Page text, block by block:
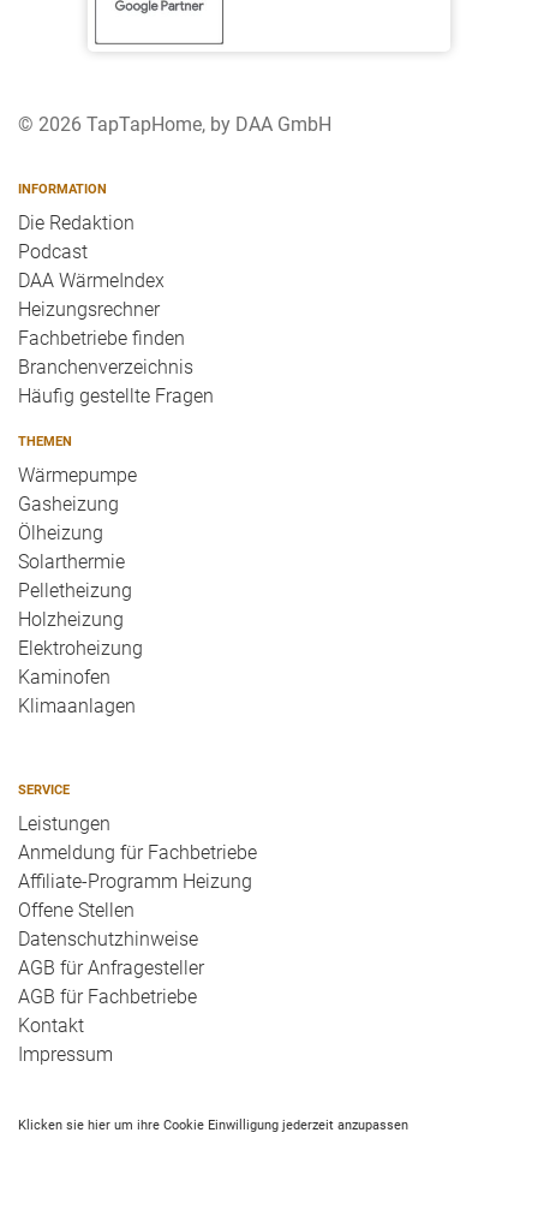
© 2026 TapTapHome, by DAA GmbH
INFORMATION
Die Redaktion
Podcast
DAA WärmeIndex
Heizungsrechner
Fachbetriebe finden
Branchenverzeichnis
Häufig gestellte Fragen
THEMEN
Wärmepumpe
Gasheizung
Ölheizung
Solarthermie
Pelletheizung
Holzheizung
Elektroheizung
Kaminofen
Klimaanlagen
SERVICE
Leistungen
Anmeldung für Fachbetriebe
Affiliate-Programm Heizung
Offene Stellen
Datenschutzhinweise
AGB für Anfragesteller
AGB für Fachbetriebe
Kontakt
Impressum
Klicken sie hier um ihre Cookie Einwilligung jederzeit anzupassen